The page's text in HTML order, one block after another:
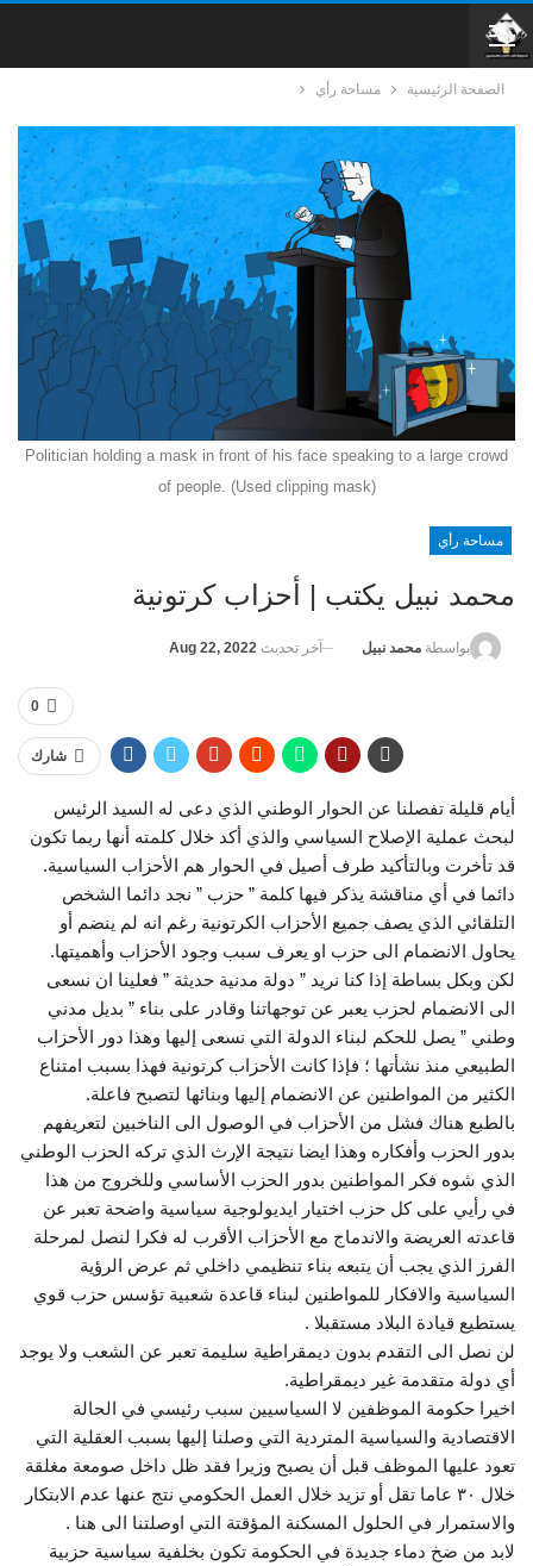
الصفحة الرئيسية مساحة رأي
Politician holding a mask in front of his face speaking to a large crowd
of people. (Used clipping mask)
مساحة رأي
محمد نبيل يكتب | أحزاب كرتونية
بواسطة محمد نبيل آخر تحديث Aug 22, 2022
0
شارك
أيام قليلة تفصلنا عن الحوار الوطني الذي دعى له السيد الرئيس
لبحث عملية الإصلاح السياسي والذي أكد خلال كلمته أنها ربما تكون
قد تأخرت وبالتأكيد طرف أصيل في الحوار هم الأحزاب السياسية.
دائما في أي مناقشة يذكر فيها كلمة ” حزب ” نجد دائما الشخص
التلقائي الذي يصف جميع الأحزاب الكرتونية رغم انه لم ينضم أو
يحاول الانضمام الى حزب او يعرف سبب وجود الأحزاب وأهميتها.
لكن وبكل بساطة إذا كنا نريد ” دولة مدنية حديثة ” فعلينا ان نسعى
الى الانضمام لحزب يعبر عن توجهاتنا وقادر على بناء ” بديل مدني
وطني ” يصل للحكم لبناء الدولة التي نسعى إليها وهذا دور الأحزاب
الطبيعي منذ نشأتها ؛ فإذا كانت الأحزاب كرتونية فهذا بسبب امتناع
الكثير من المواطنين عن الانضمام إليها وبنائها لتصبح فاعلة.
بالطبع هناك فشل من الأحزاب في الوصول الى الناخبين لتعريفهم
بدور الحزب وأفكاره وهذا ايضا نتيجة الإرث الذي تركه الحزب الوطني
الذي شوه فكر المواطنين بدور الحزب الأساسي وللخروج من هذا
في رأيي على كل حزب اختيار ايديولوجية سياسية واضحة تعبر عن
قاعدته العريضة والاندماج مع الأحزاب الأقرب له فكرا لنصل لمرحلة
الفرز الذي يجب أن يتبعه بناء تنظيمي داخلي ثم عرض الرؤية
السياسية والافكار للمواطنين لبناء قاعدة شعبية تؤسس حزب قوي
يستطيع قيادة البلاد مستقبلا .
لن نصل الى التقدم بدون ديمقراطية سليمة تعبر عن الشعب ولا يوجد
أي دولة متقدمة غير ديمقراطية.
اخيرا حكومة الموظفين لا السياسيين سبب رئيسي في الحالة
الاقتصادية والسياسية المتردية التي وصلنا إليها بسبب العقلية التي
تعود عليها الموظف قبل أن يصبح وزيرا فقد ظل داخل صومعة مغلقة
خلال ٣٠ عاما تقل أو تزيد خلال العمل الحكومي نتج عنها عدم الابتكار
والاستمرار في الحلول المسكنة المؤقتة التي اوصلتنا الى هنا .
لابد من ضخ دماء جديدة في الحكومة تكون بخلفية سياسية حزبية